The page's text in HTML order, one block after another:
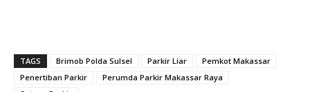
TAGS Brimob Polda Sulsel Parkir Liar
Pemkot Makassar
Penertiban Parkir
Perumda Parkir Makassar Raya